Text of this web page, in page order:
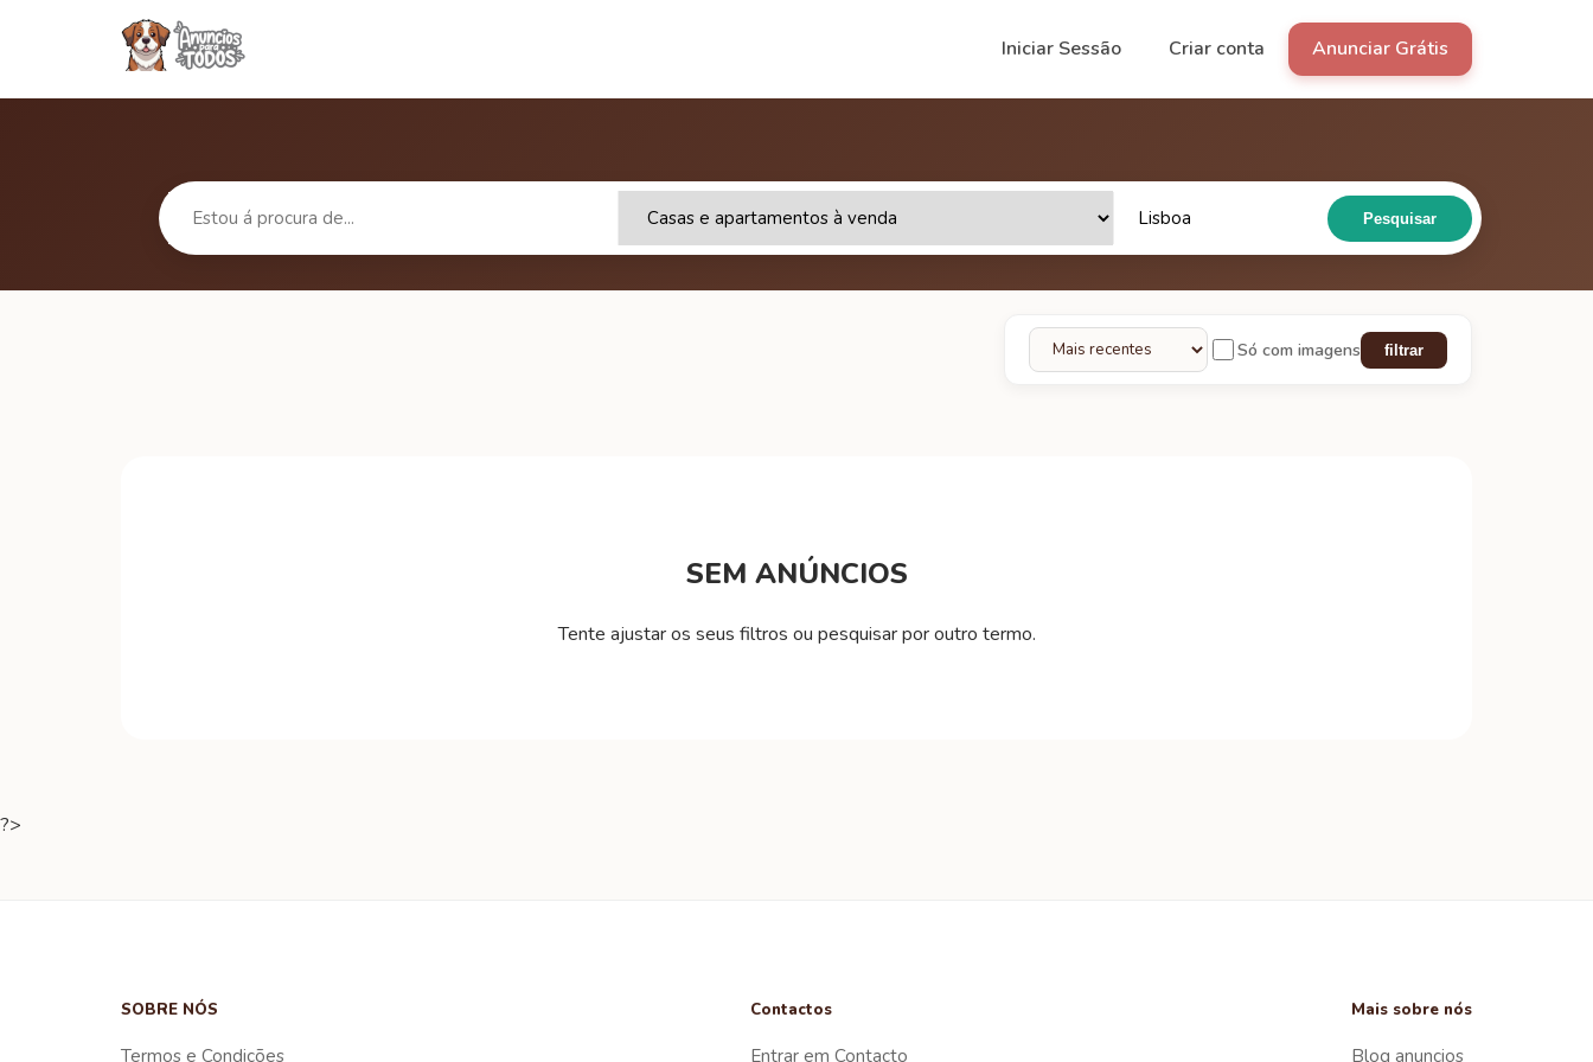
Iniciar Sessão Criar conta Anunciar Grátis
Pesquisar
Só com imagens filtrar
SEM ANÚNCIOS
Tente ajustar os seus filtros ou pesquisar por outro termo.
?>
SOBRE NÓS
Termos e Condições
Contactos
Entrar em Contacto
Mais sobre nós
Blog anuncios